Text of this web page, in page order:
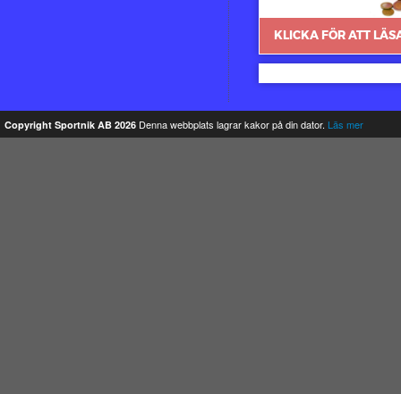
Copyright Sportnik AB 2026 Denna webbplats lagrar kakor på din dator. Läs mer